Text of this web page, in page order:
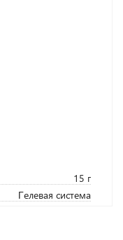
15 г
Гелевая система